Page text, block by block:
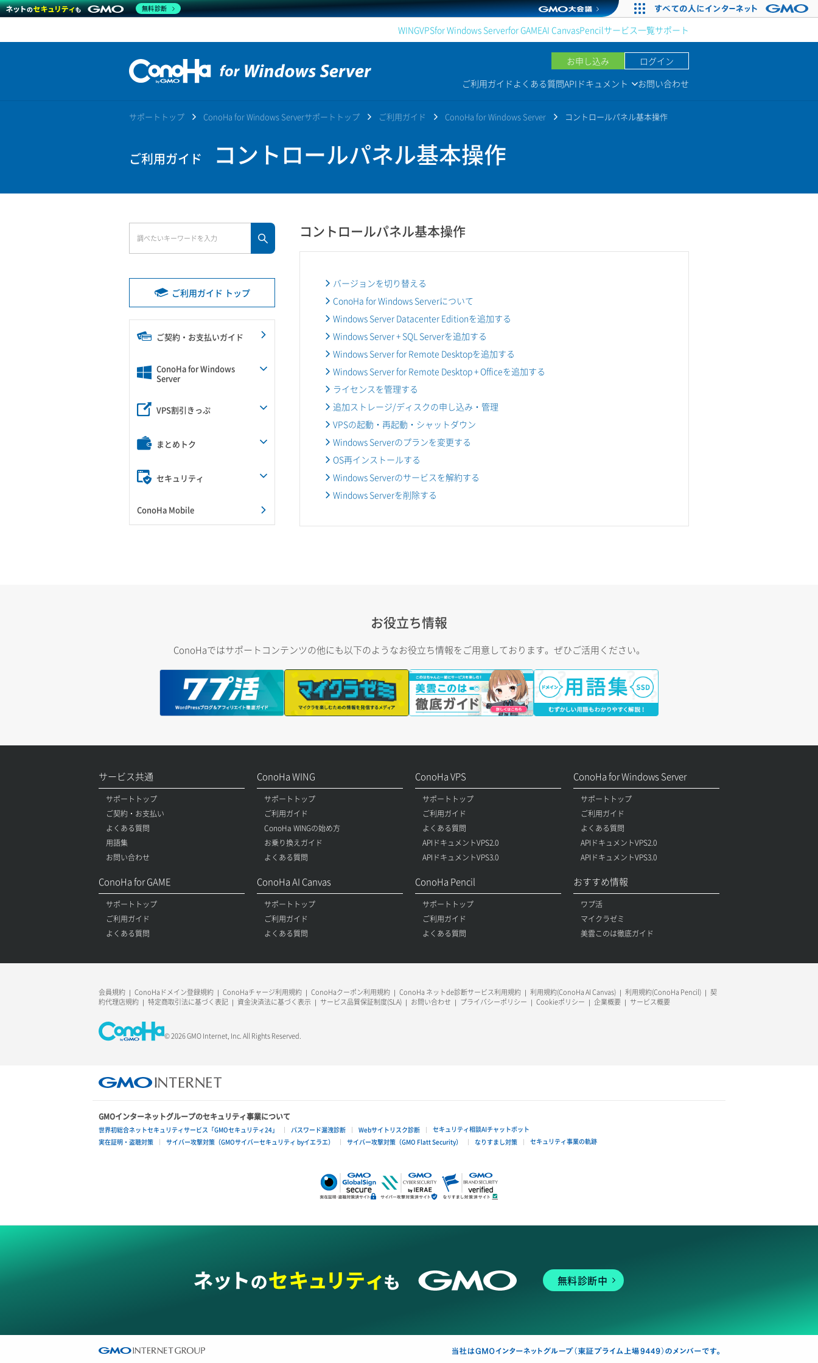
WINGVPSfor Windows Serverfor GAMEAI CanvasPencilサービス一覧サポート
お申し込み
ログイン
ご利用ガイド よくある質問APIドキュメント お問い合わせ
サポートトップ ConoHa for Windows Serverサポートトップ ご利用ガイド ConoHa for Windows Server コントロールパネル基本操作
ご利用ガイド コントロールパネル基本操作
ご利用ガイド トップ
ご契約・お支払いガイド
ConoHa for Windows
Server
VPS割引きっぷ
まとめトク
セキュリティ
ConoHa Mobile
コントロールパネル基本操作
バージョンを切り替える
ConoHa for Windows Serverについて
Windows Server Datacenter Editionを追加する
Windows Server + SQL Serverを追加する
Windows Server for Remote Desktopを追加する
Windows Server for Remote Desktop + Officeを追加する
ライセンスを管理する
追加ストレージ/ディスクの申し込み・管理
VPSの起動・再起動・シャットダウン
Windows Serverのプランを変更する
OS再インストールする
Windows Serverのサービスを解約する
Windows Serverを削除する
お役立ち情報
ConoHaではサポートコンテンツの他にも以下のようなお役立ち情報をご用意しております。ぜひご活用ください。
サービス共通
サポートトップ
ご契約・お支払い
よくある質問
用語集
お問い合わせ
ConoHa WING
サポートトップ
ご利用ガイド
ConoHa WINGの始め方
お乗り換えガイド
よくある質問
ConoHa VPS
サポートトップ
ご利用ガイド
よくある質問
APIドキュメントVPS2.0
APIドキュメントVPS3.0
ConoHa for Windows Server
サポートトップ
ご利用ガイド
よくある質問
APIドキュメントVPS2.0
APIドキュメントVPS3.0
ConoHa for GAME
サポートトップ
ご利用ガイド
よくある質問
ConoHa AI Canvas
サポートトップ
ご利用ガイド
よくある質問
ConoHa Pencil
サポートトップ
ご利用ガイド
よくある質問
おすすめ情報
ワプ活
マイクラゼミ
美雲このは徹底ガイド
会員規約 ConoHaドメイン登録規約 ConoHaチャージ利用規約 ConoHaクーポン利用規約 ConoHa ネットde診断サービス利用規約 利用規約(ConoHa AI Canvas) 利用規約(ConoHa Pencil)
契
約代理店規約
特定商取引法に基づく表記 資金決済法に基づく表示 サービス品質保証制度(SLA) お問い合わせ プライバシーポリシー Cookieポリシー 企業概要 サービス概要
© 2026 GMO Internet, Inc. All Rights Reserved.
GMOインターネットグループのセキュリティ事業について
世界初総合ネットセキュリティサービス「GMOセキュリティ24」 パスワード漏洩診断 Webサイトリスク診断
セキュリティ相談AIチャットボット
実在証明・盗聴対策
サイバー攻撃対策（GMOサイバーセキュリティ byイエラエ） サイバー攻撃対策（GMO Flatt Security） なりすまし対策 セキュリティ事業の軌跡
無料診断中
無料診断